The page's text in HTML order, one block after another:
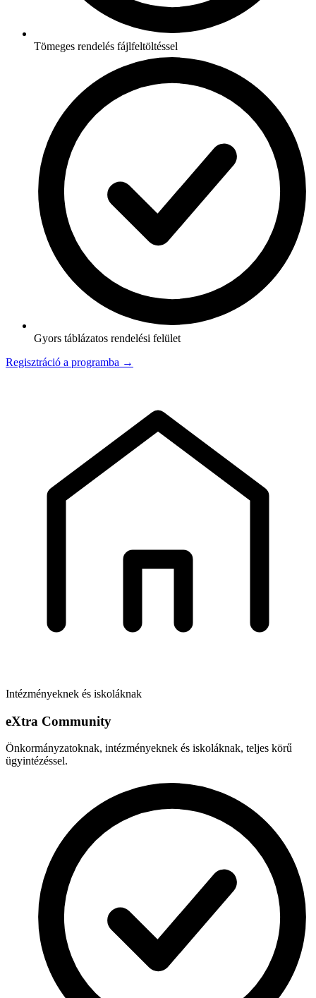
Tömeges rendelés fájlfeltöltéssel
Gyors táblázatos rendelési felület
Regisztráció a programba →
Intézményeknek és iskoláknak
eXtra Community
Önkormányzatoknak, intézményeknek és iskoláknak, teljes körű
ügyintézéssel.